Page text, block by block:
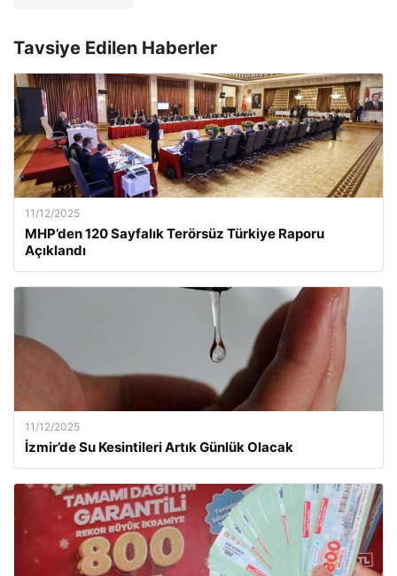
Tavsiye Edilen Haberler
11/12/2025
MHP’den 120 Sayfalık Terörsüz Türkiye Raporu
Açıklandı
11/12/2025
İzmir’de Su Kesintileri Artık Günlük Olacak